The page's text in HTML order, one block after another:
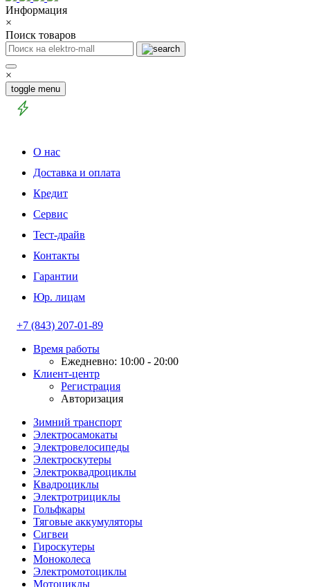
Информация
×
Поиск товаров
×
toggle menu
О нас
Доставка и оплата
Кредит
Сервис
Тест-драйв
Контакты
Гарантии
Юр. лицам
+7 (843) 207-01-89
Время работы
Ежедневно: 10:00 - 20:00
Клиент-центр
Регистрация
Авторизация
Зимний транспорт
Электросамокаты
Электровелосипеды
Электроскутеры
Электроквадроциклы
Квадроциклы
Электротрициклы
Гольфкары
Тяговые аккумуляторы
Сигвеи
Гироскутеры
Моноколеса
Электромотоциклы
Мотоциклы